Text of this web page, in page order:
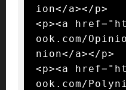
ion</a></p>
<p><a
ook.com/
nion</a></p>
<p><a
ook.com/